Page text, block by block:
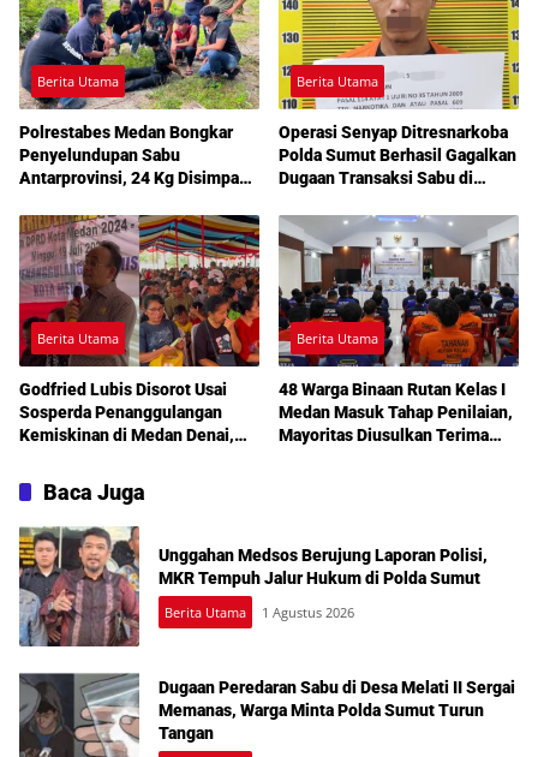
Berita Utama
Polrestabes Medan Bongkar
Penyelundupan Sabu
Antarprovinsi, 24 Kg Disimpan
Berita Utama
Operasi Senyap Ditresnarkoba
Polda Sumut Berhasil Gagalkan
Dugaan Transaksi Sabu di
Berita Utama
Godfried Lubis Disorot Usai
Sosperda Penanggulangan
Kemiskinan di Medan Denai,
Jalan Mati hingga Sulit Akses
Bantuan
Berita Utama
48 Warga Binaan Rutan Kelas I
Medan Masuk Tahap Penilaian,
Mayoritas Diusulkan Terima
Baca Juga
Unggahan Medsos Berujung Laporan Polisi,
MKR Tempuh Jalur Hukum di Polda Sumut
Berita Utama 1 Agustus 2026
Dugaan Peredaran Sabu di Desa Melati II Sergai
Memanas, Warga Minta Polda Sumut Turun
Tangan